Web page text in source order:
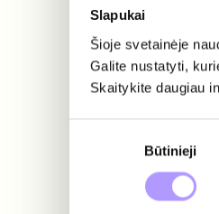
Slapukai
Šioje svetainėje
Galite nustatyti,
Skaitykite daugiau
Būtinieji